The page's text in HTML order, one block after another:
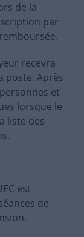
de la
par
recevra
poste. Après
et
lorsque le
liste des
est
de